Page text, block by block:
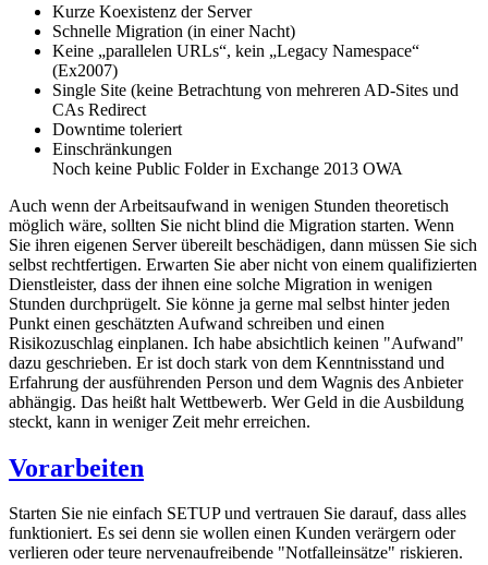
Kurze Koexistenz der Server
Schnelle Migration (in einer Nacht)
Keine „parallelen URLs“, kein „Legacy Namespace“
(Ex2007)
Single Site (keine Betrachtung von mehreren AD-Sites und
CAs Redirect
Downtime toleriert
Einschränkungen
Noch keine Public Folder in Exchange 2013 OWA
Auch wenn der Arbeitsaufwand in wenigen Stunden theoretisch
möglich wäre, sollten Sie nicht blind die Migration starten. Wenn
Sie ihren eigenen Server übereilt beschädigen, dann müssen Sie sich
selbst rechtfertigen. Erwarten Sie aber nicht von einem qualifizierten
Dienstleister, dass der ihnen eine solche Migration in wenigen
Stunden durchprügelt. Sie könne ja gerne mal selbst hinter jeden
Punkt einen geschätzten Aufwand schreiben und einen
Risikozuschlag einplanen. Ich habe absichtlich keinen "Aufwand"
dazu geschrieben. Er ist doch stark von dem Kenntnisstand und
Erfahrung der ausführenden Person und dem Wagnis des Anbieter
abhängig. Das heißt halt Wettbewerb. Wer Geld in die Ausbildung
steckt, kann in weniger Zeit mehr erreichen.
Vorarbeiten
Starten Sie nie einfach SETUP und vertrauen Sie darauf, dass alles
funktioniert. Es sei denn sie wollen einen Kunden verärgern oder
verlieren oder teure nervenaufreibende "Notfalleinsätze" riskieren.